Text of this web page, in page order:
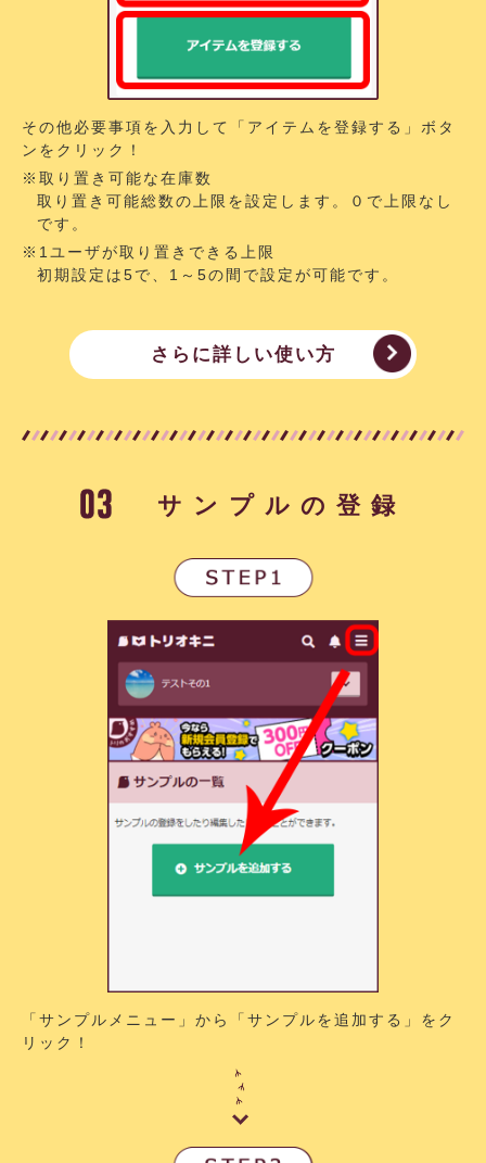
その他必要事項を入力して「アイテムを登録する」ボタ
ンをクリック！
※取り置き可能な在庫数
取り置き可能総数の上限を設定します。０で上限なし
です。
※1ユーザが取り置きできる上限
初期設定は5で、1～5の間で設定が可能です。
さらに詳しい使い方
サンプルの登録
「サンプルメニュー」から「サンプルを追加する」をク
リック！